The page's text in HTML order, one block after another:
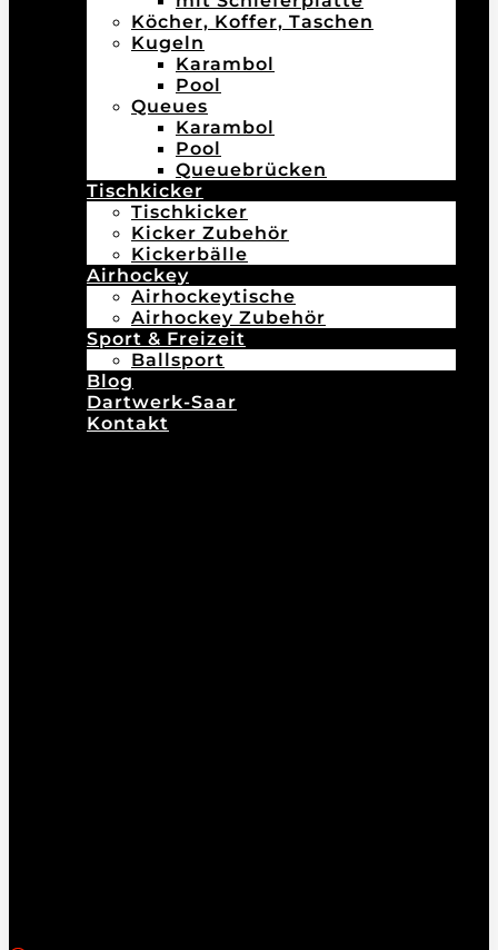
Köcher, Koffer, Taschen
Kugeln
Karambol
Pool
Queues
Karambol
Pool
Queuebrücken
Tischkicker
Tischkicker
Kicker Zubehör
Kickerbälle
Airhockey
Airhockeytische
Airhockey Zubehör
Sport & Freizeit
Ballsport
Blog
Dartwerk-Saar
Kontakt